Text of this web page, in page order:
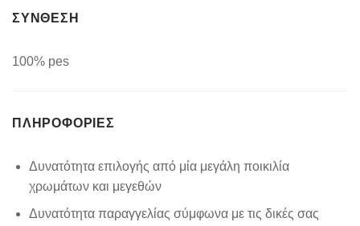
ΣΥΝΘΕΣΗ
100% pes
ΠΛΗΡΟΦΟΡΊΕΣ
Δυνατότητα επιλογής από μία μεγάλη ποικιλία
χρωμάτων και μεγεθών
Δυνατότητα παραγγελίας σύμφωνα με τις δικές σας